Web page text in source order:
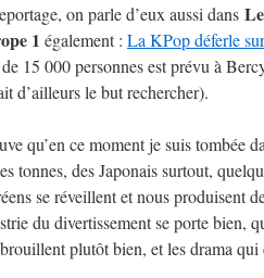
on parle d’eux aussi dans
1 également : La KPop déferle
15 000 personnes est prévu à
d’ailleurs le but rechercher).
qu’en ce moment je suis tombée
tonnes, des Japonais surtout,
se réveillent et nous produisent
du divertissement se porte bien,
plutôt bien, et les drama